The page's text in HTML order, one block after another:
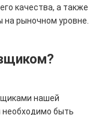
качества, а также
на рыночном уровне.
нашей
необходимо быть